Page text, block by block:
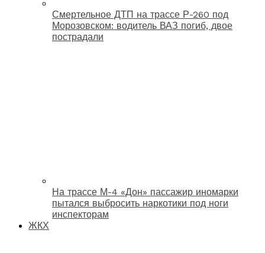
Смертельное ДТП на трассе Р-260 под
Морозовском: водитель ВАЗ погиб, двое
пострадали
На трассе М-4 «Дон» пассажир иномарки
пытался выбросить наркотики под ноги
инспекторам
ЖКХ